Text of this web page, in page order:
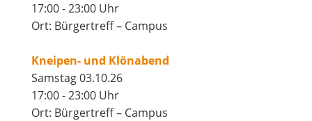
17:00 - 23:00 Uhr
Ort: Bürgertreff – Campus
Kneipen- und Klönabend
Samstag 03.10.26
17:00 - 23:00 Uhr
Ort: Bürgertreff – Campus